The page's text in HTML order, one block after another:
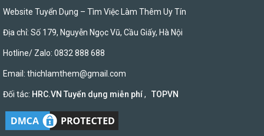
Website Tuyển Dụng – Tìm Việc Làm Thêm Uy Tín
Địa chỉ: Số 179, Nguyễn Ngọc Vũ, Cầu Giấy, Hà Nội
Hotline/ Zalo: 0832 888 688
Email: thichlamthem@gmail.com
Đối tác: HRC.VN Tuyển dụng miễn phí, TOPVN